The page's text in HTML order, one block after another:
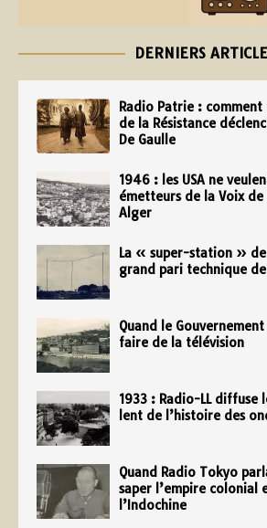
DERNIERS
Radio Patrie :
de la Résistance
De Gaulle
1946 : les USA ne
émetteurs de la Voix de
Alger
La « super-station »
grand pari technique de
Quand le
faire de la télévision
1933 : Radio-LL diffuse
lent de l’histoire des
Quand Radio Tokyo
saper l’empire colonial
l’Indochine